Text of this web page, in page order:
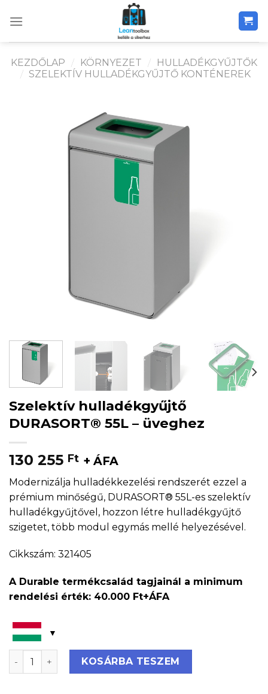
KEZDŐLAP / KÖRNYEZET /
HULLADÉKGYŰJTŐK
/ SZELEKTÍV HULLADÉKGYŰJTŐ KONTÉNEREK
Szelektív hulladékgyűjtő
DURASORT® 55L – üveghez
130 255 Ft + ÁFA
Modernizálja hulladékkezelési rendszerét ezzel a
prémium minőségű, DURASORT® 55L-es szelektív
hulladékgyűjtővel, hozzon létre hulladékgyűjtő
szigetet, több modul egymás mellé helyezésével.
Cikkszám: 321405
A Durable termékcsalád tagjainál a minimum
rendelési érték: 40.000 Ft+ÁFA
Szelektív hulladékgyűjtő DURASORT® 55L - üveghez
KOSÁRBA TESZEM